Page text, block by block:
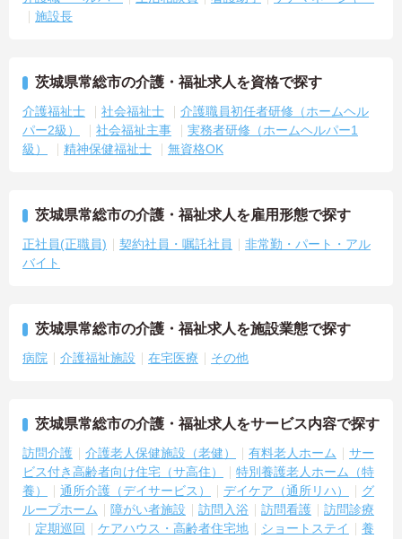
施設長
茨城県常総市の介護・福祉求人を資格で探す
介護福祉士 社会福祉士
介護職員初任者研修（ホームヘル
パー2級）
社会福祉主事
実務者研修（ホームヘルパー1
級）
精神保健福祉士 無資格OK
茨城県常総市の介護・福祉求人を雇用形態で探す
正社員(正職員) 契約社員・嘱託社員
非常勤・パート・アル
バイト
茨城県常総市の介護・福祉求人を施設業態で探す
病院 介護福祉施設 在宅医療 その他
茨城県常総市の介護・福祉求人をサービス内容で探す
訪問介護 介護老人保健施設（老健） 有料老人ホーム
サー
ビス付き高齢者向け住宅（サ高住）
特別養護老人ホーム（特
養）
通所介護（デイサービス） デイケア（通所リハ）
グ
ループホーム
障がい者施設 訪問入浴 訪問看護
訪問診療
定期巡回
ケアハウス・高齢者住宅地 ショートステイ
養